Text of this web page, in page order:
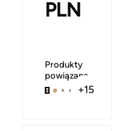
PLN
Produkty
powiązane
+15